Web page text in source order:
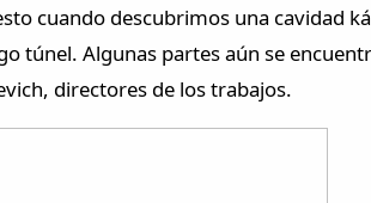
cuando descubrimos una cavidad
túnel. Algunas partes aún se
directores de los trabajos.